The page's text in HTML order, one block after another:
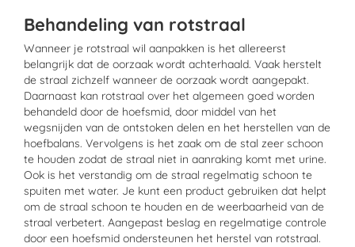
Behandeling van rotstraal
Wanneer je rotstraal wil aanpakken is het allereerst
belangrijk dat de oorzaak wordt achterhaald. Vaak herstelt
de straal zichzelf wanneer de oorzaak wordt aangepakt.
Daarnaast kan rotstraal over het algemeen goed worden
behandeld door de hoefsmid, door middel van het
wegsnijden van de ontstoken delen en het herstellen van de
hoefbalans. Vervolgens is het zaak om de stal zeer schoon
te houden zodat de straal niet in aanraking komt met urine.
Ook is het verstandig om de straal regelmatig schoon te
spuiten met water. Je kunt een product gebruiken dat helpt
om de straal schoon te houden en de weerbaarheid van de
straal verbetert. Aangepast beslag en regelmatige controle
door een hoefsmid ondersteunen het herstel van rotstraal.